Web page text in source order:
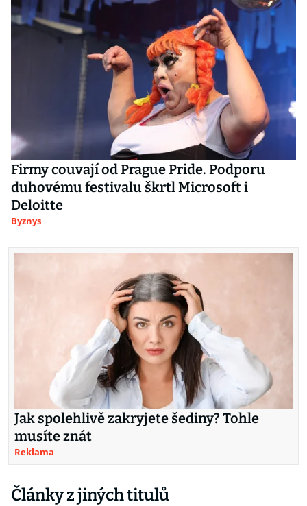
Firmy couvají od Prague Pride. Podporu
duhovému festivalu škrtl Microsoft i
Deloitte
Byznys
Jak spolehlivě zakryjete šediny? Tohle
musíte znát
Reklama
Články z jiných titulů